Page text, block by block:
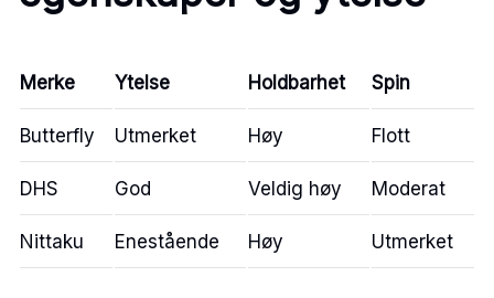
Merke Ytelse Holdbarhet Spin
Butterfly Utmerket Høy Flott
DHS God Veldig høy Moderat
Nittaku Enestående Høy Utmerket